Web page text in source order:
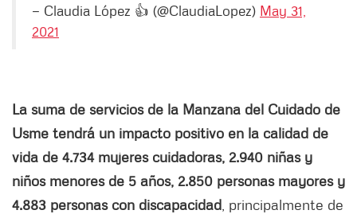
— Claudia López 👍 (@ClaudiaLopez) May 31,
2021
La suma de servicios de la Manzana del Cuidado de
Usme tendrá un impacto positivo en la calidad de
vida de 4.734 mujeres cuidadoras, 2.940 niñas y
niños menores de 5 años, 2.850 personas mayores y
4.883 personas con discapacidad , principalmente de